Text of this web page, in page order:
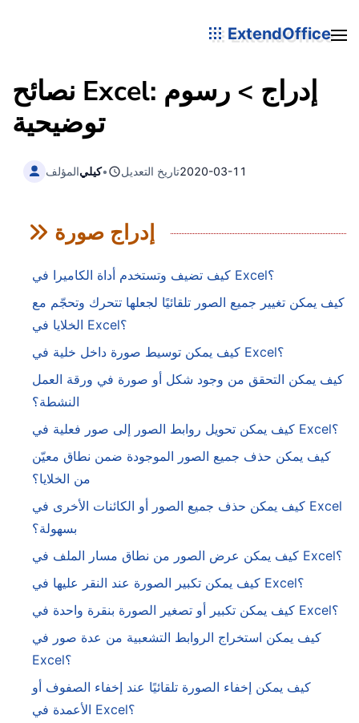
ExtendOffice
نصائح Excel: إدراج > رسوم
توضيحية
المؤلفكيلي• تاريخ التعديل2020-03-11
إدراج صورة
كيف تضيف وتستخدم أداة الكاميرا في Excel؟
كيف يمكن تغيير جميع الصور تلقائيًا لجعلها تتحرك وتحجّم مع
الخلايا في Excel؟
كيف يمكن توسيط صورة داخل خلية في Excel؟
كيف يمكن التحقق من وجود شكل أو صورة في ورقة العمل
النشطة؟
كيف يمكن تحويل روابط الصور إلى صور فعلية في Excel؟
كيف يمكن حذف جميع الصور الموجودة ضمن نطاق معيّن
من الخلايا؟
كيف يمكن حذف جميع الصور أو الكائنات الأخرى في Excel
بسهولة؟
كيف يمكن عرض الصور من نطاق مسار الملف في Excel؟
كيف يمكن تكبير الصورة عند النقر عليها في Excel؟
كيف يمكن تكبير أو تصغير الصورة بنقرة واحدة في Excel؟
كيف يمكن استخراج الروابط التشعبية من عدة صور في
Excel؟
كيف يمكن إخفاء الصورة تلقائيًا عند إخفاء الصفوف أو
الأعمدة في Excel؟